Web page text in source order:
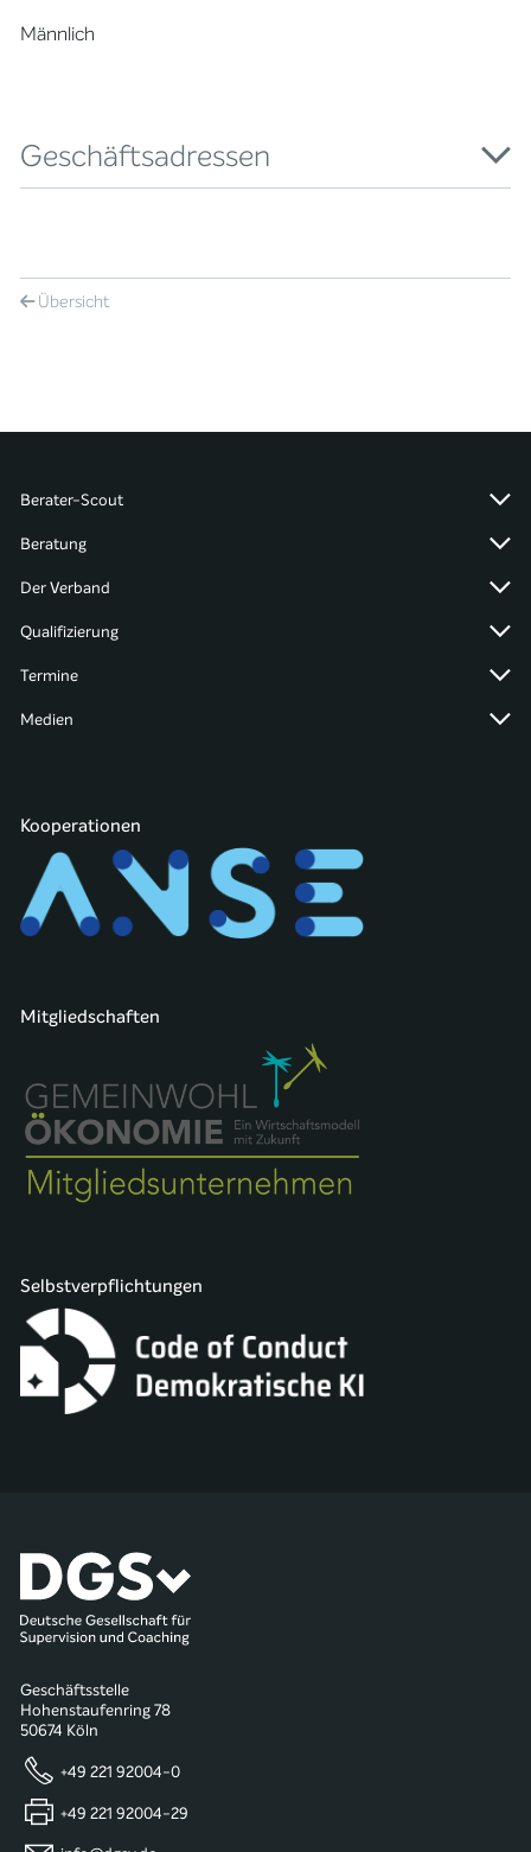
Männlich
Geschäftsadressen
Übersicht
Berater-Scout
Beratung
Der Verband
Qualifizierung
Termine
Medien
Kooperationen
Mitgliedschaften
Selbstverpflichtungen
Geschäftsstelle
Hohenstaufenring 78
50674 Köln
+49 221 92004-0
+49 221 92004-29